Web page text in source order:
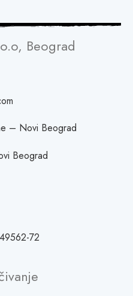
Beograd
– Novi Beograd
Beograd
72